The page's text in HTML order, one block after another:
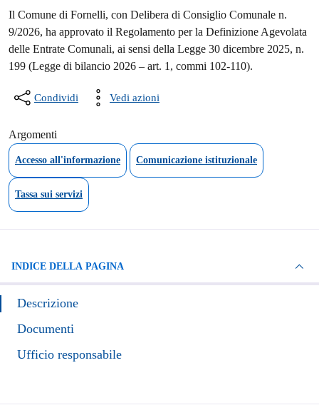
Dettagli del documento
Il Comune di Fornelli, con Delibera di Consiglio Comunale n.
9/2026, ha approvato il Regolamento per la Definizione Agevolata
delle Entrate Comunali, ai sensi della Legge 30 dicembre 2025, n.
199 (Legge di bilancio 2026 – art. 1, commi 102-110).
Condividi Vedi azioni
Argomenti
Accesso all'informazione Comunicazione istituzionale
Tassa sui servizi
INDICE DELLA PAGINA
Descrizione
Documenti
Ufficio responsabile